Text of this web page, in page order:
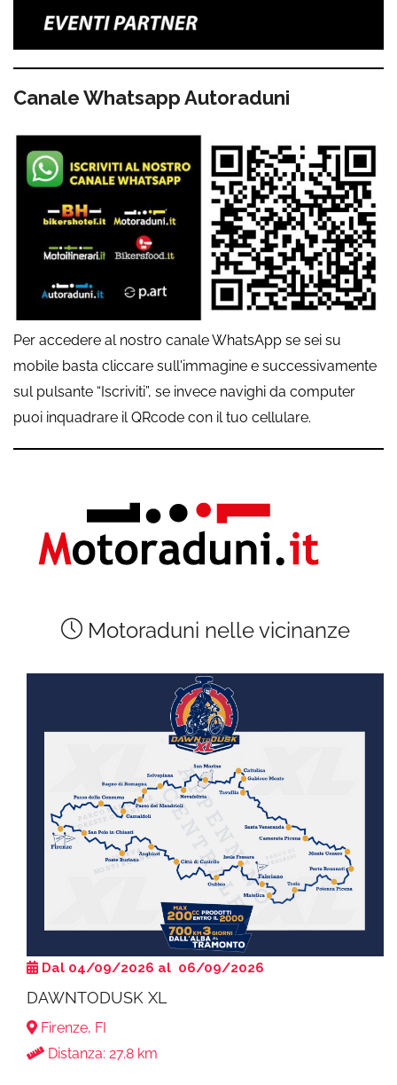
Canale Whatsapp Autoraduni
Per accedere al nostro canale WhatsApp se sei su
mobile basta cliccare sull'immagine e successivamente
sul pulsante “Iscriviti”, se invece navighi da computer
puoi inquadrare il QRcode con il tuo cellulare.
Motoraduni nelle vicinanze
Dal 04/09/2026 al 06/09/2026
DAWNTODUSK XL
Firenze, FI
Distanza: 27.8 km